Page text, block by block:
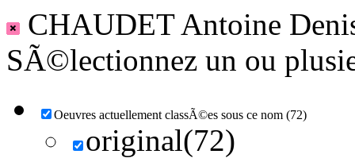
CHAUDET Antoine
SÃ©lectionnez un ou
Oeuvres actuellement classÃ©es sous ce nom (72)
original(72)